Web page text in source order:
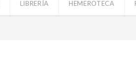
LIBRERÍA HEMEROTECA